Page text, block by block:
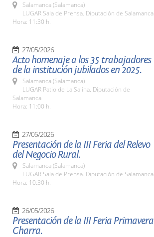
Salamanca (Salamanca)
LUGAR Sala de Prensa. Diputación de Salamanca
Hora: 11:30 h.
27/05/2026
Acto homenaje a los 35 trabajadores
de la institución jubilados en 2025.
Salamanca (Salamanca)
LUGAR Patio de La Salina. Diputación de
Salamanca
Hora: 11:00 h.
27/05/2026
Presentación de la III Feria del Relevo
del Negocio Rural.
Salamanca (Salamanca)
LUGAR Sala de Prensa. Diputación de Salamanca
Hora: 10:30 h.
26/05/2026
Presentación de la III Feria Primavera
Charra.